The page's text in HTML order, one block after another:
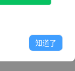
知道了